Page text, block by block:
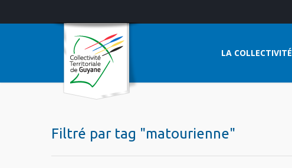
LA COLLECTIVITÉ
Filtré par tag "matourienne"